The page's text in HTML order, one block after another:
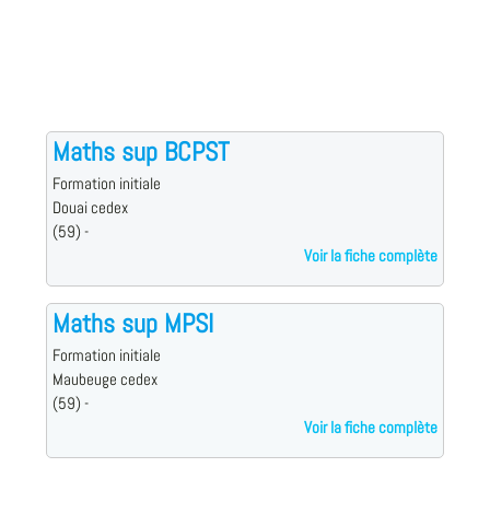
Maths sup BCPST
Formation initiale
Douai cedex
(59) -
Voir la fiche complète
Maths sup MPSI
Formation initiale
Maubeuge cedex
(59) -
Voir la fiche complète